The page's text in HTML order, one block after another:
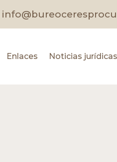
Enlaces Noticias jurídicas